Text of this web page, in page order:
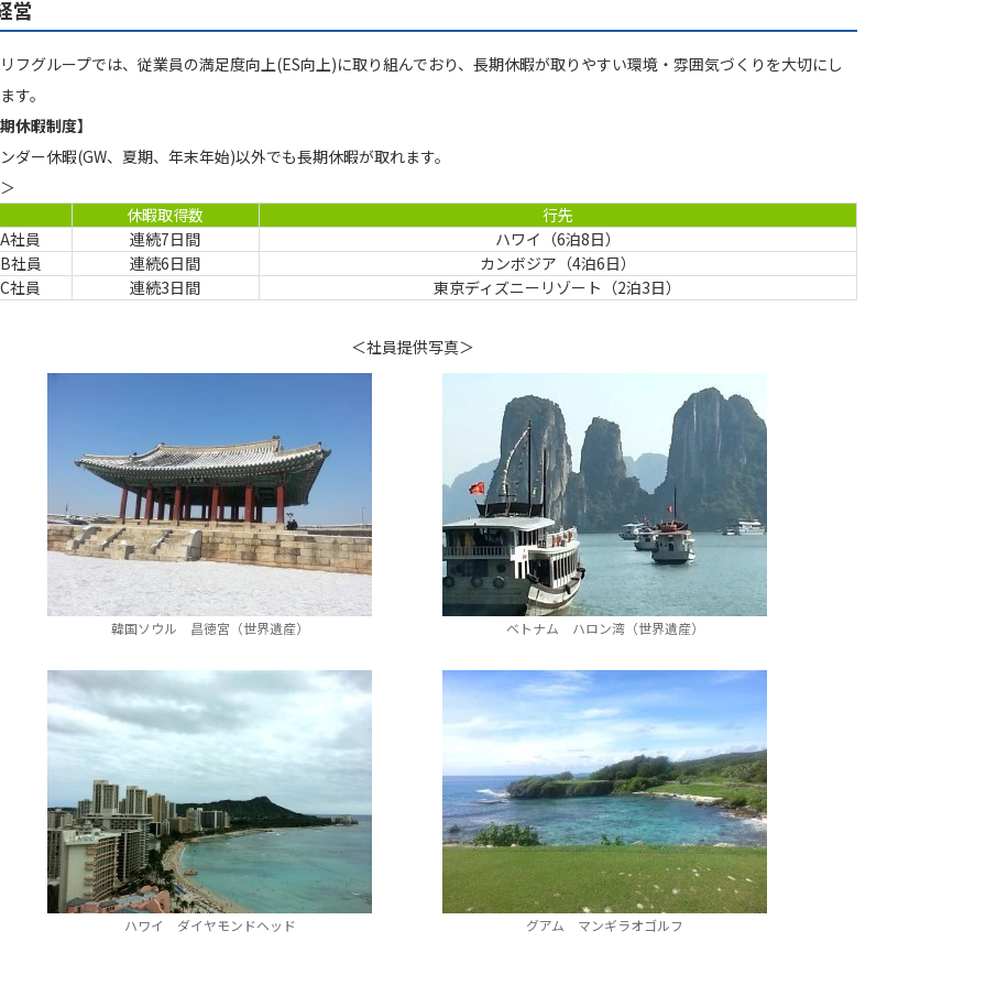
営
フグループでは、従業員の満足度向上(ES向上)に取り組んでおり、長期休暇が取りやすい環境・雰囲気づくりを大切にし
す。
期休暇制度】
ダー休暇(GW、夏期、年末年始)以外でも長期休暇が取れます。
休暇取得数
行先
A社員
連続7日間
ハワイ（6泊8日）
B社員
連続6日間
カンボジア（4泊6日）
C社員
連続3日間 東京ディズニーリゾート（2泊3日）
＜社員提供写真＞
韓国ソウル 昌徳宮（世界遺産） ベトナム ハロン湾（世界遺産）
ハワイ ダイヤモンドヘッド グアム マンギラオゴルフ